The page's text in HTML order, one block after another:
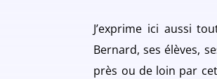
J’exprime ici aussi
Bernard, ses élèves,
près ou de loin par